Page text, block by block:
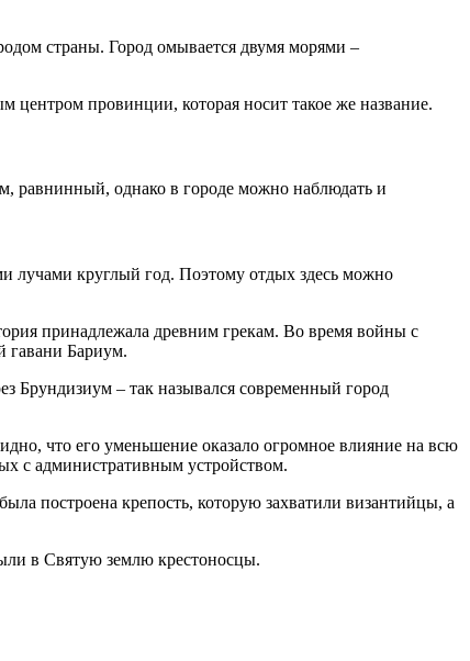
страны. Город омывается двумя морями –
центром провинции, которая носит такое же название.
равнинный, однако в городе можно наблюдать и
лучами круглый год. Поэтому отдых здесь можно
принадлежала древним грекам. Во время войны с
гавани Бариум.
Брундизиум – так назывался современный город
что его уменьшение оказало огромное влияние на всю
с административным устройством.
построена крепость, которую захватили византийцы, а
в Святую землю крестоносцы.